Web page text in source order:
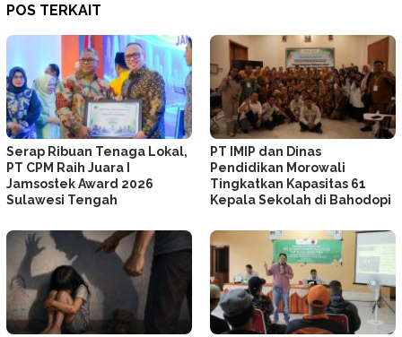
POS TERKAIT
Serap Ribuan Tenaga Lokal,
PT CPM Raih Juara I
Jamsostek Award 2026
Sulawesi Tengah
PT IMIP dan Dinas
Pendidikan Morowali
Tingkatkan Kapasitas 61
Kepala Sekolah di Bahodopi